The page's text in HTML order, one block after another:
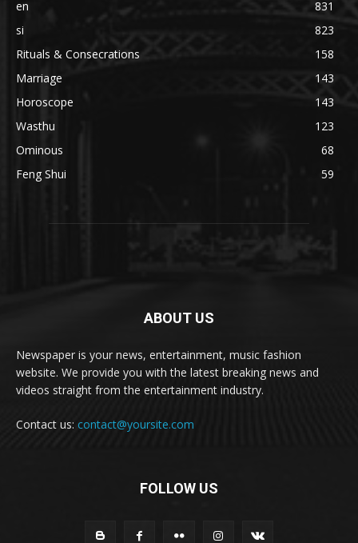
en
831
si
823
Rituals & Consecrations
158
Marriage
143
Horoscope
143
Wasthu
123
Ominous
68
Feng Shui
59
ABOUT US
Newspaper is your news, entertainment, music fashion
website. We provide you with the latest breaking news and
videos straight from the entertainment industry.
Contact us: contact@yoursite.com
FOLLOW US